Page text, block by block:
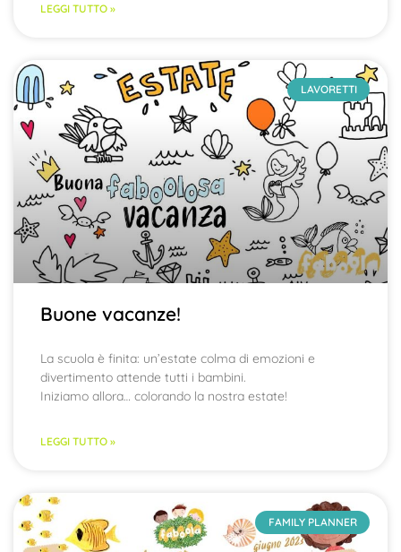
LEGGI TUTTO »
LAVORETTI
Buone vacanze!
La scuola è finita: un’estate colma di emozioni e
divertimento attende tutti i bambini.
Iniziamo allora… colorando la nostra estate!
LEGGI TUTTO »
FAMILY PLANNER